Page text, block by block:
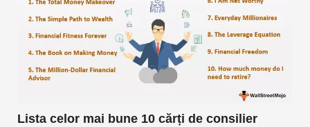
Lista celor mai bune 10 cărți de consilier